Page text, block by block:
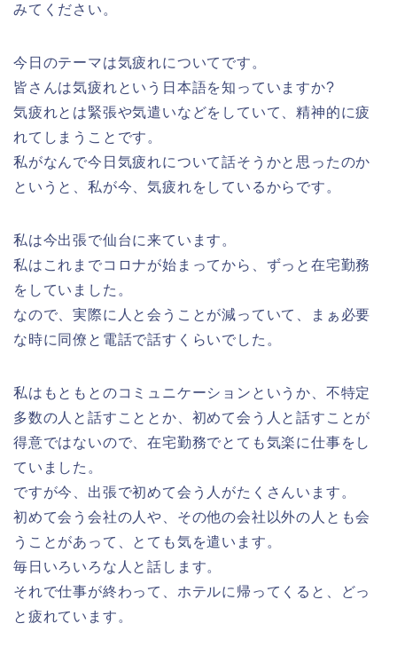
みてください。
今日のテーマは気疲れについてです。
皆さんは気疲れという日本語を知っていますか?
気疲れとは緊張や気遣いなどをしていて、精神的に疲
れてしまうことです。
私がなんで今日気疲れについて話そうかと思ったのか
というと、私が今、気疲れをしているからです。
私は今出張で仙台に来ています。
私はこれまでコロナが始まってから、ずっと在宅勤務
をしていました。
なので、実際に人と会うことが減っていて、まぁ必要
な時に同僚と電話で話すくらいでした。
私はもともとのコミュニケーションというか、不特定
多数の人と話すこととか、初めて会う人と話すことが
得意ではないので、在宅勤務でとても気楽に仕事をし
ていました。
ですが今、出張で初めて会う人がたくさんいます。
初めて会う会社の人や、その他の会社以外の人とも会
うことがあって、とても気を遣います。
毎日いろいろな人と話します。
それで仕事が終わって、ホテルに帰ってくると、どっ
と疲れています。